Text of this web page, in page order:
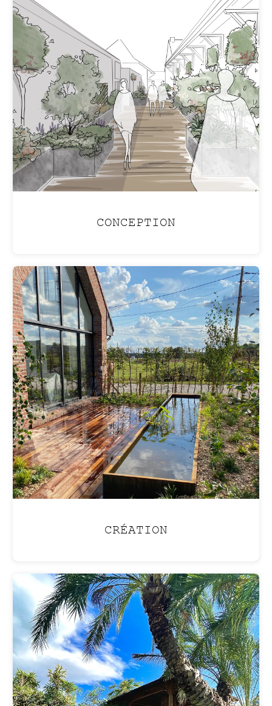
CONCEPTION
CRÉATION
De la première ébauche à sa réalisation,
nous nous occupons de la création du
jardin de A à Z.
PISCINE LAGON
Aménagez votre jardin pour créer une
atmosphère de vacancesété comme hiver
avec unepiscine lagon.
ENTRETIEN
Profitez devotre jardin sans en assumer les
contraintes, grâceànos services
d'entretien clé en main.